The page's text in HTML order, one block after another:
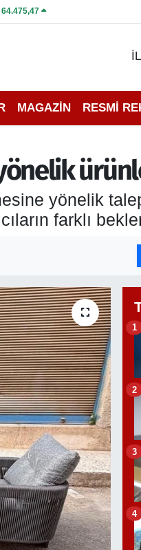
64.475,47
MAGAZİN RESMİ
yönelik
yönelik
farklı
1
2
3
4